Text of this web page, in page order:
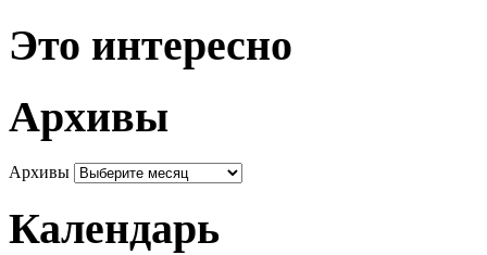
Это интересно
Архивы
Архивы
Календарь